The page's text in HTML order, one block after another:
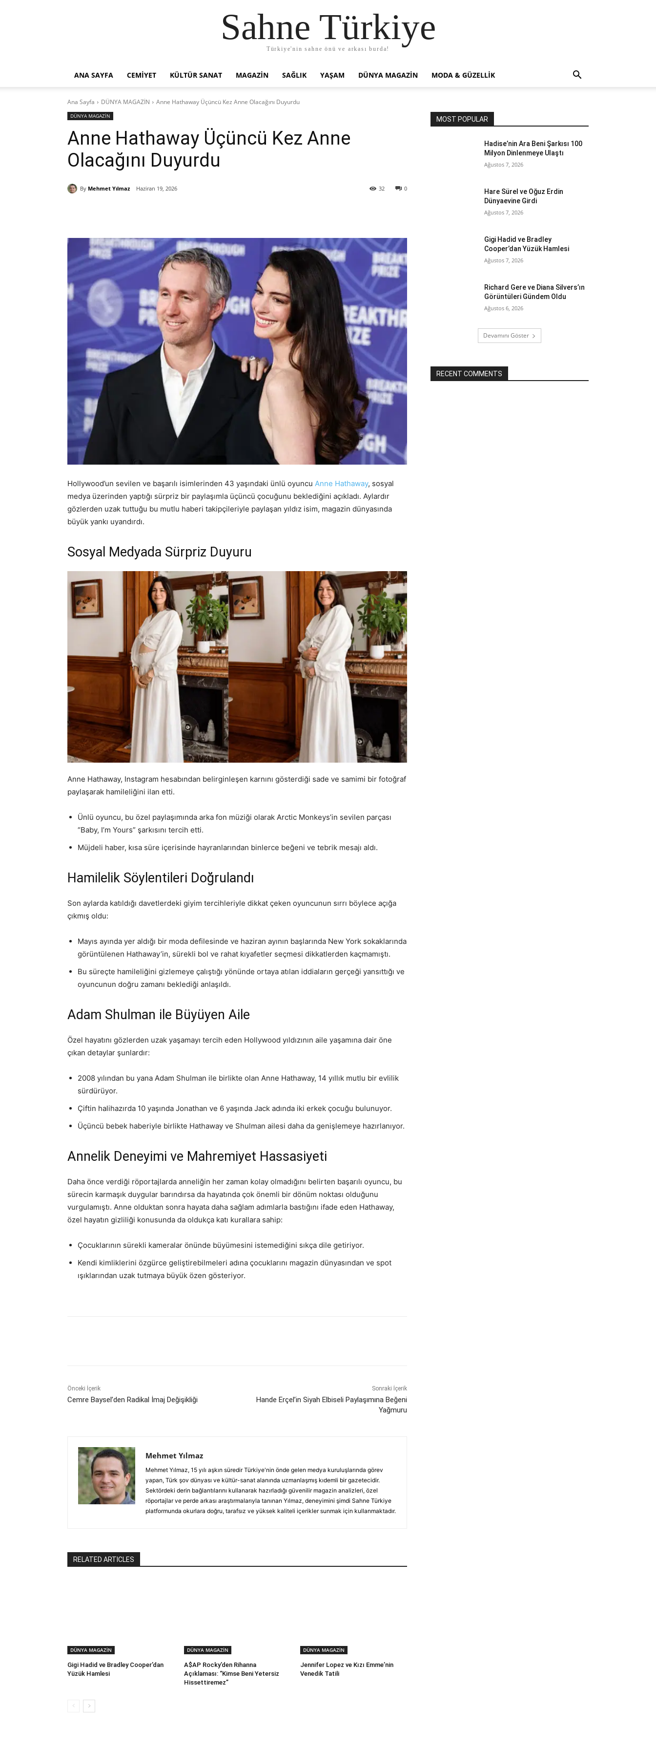
Sahne Türkiye
Türkiye'nin sahne önü ve arkası burda!
ANA SAYFA CEMİYET KÜLTÜR SANAT MAGAZIN SAĞLIK YAŞAM DÜNYA MAGAZİN MODA & GÜZELLİK
Ana Sayfa DÜNYA MAGAZİN Anne Hathaway Üçüncü Kez Anne Olacağını Duyurdu
DÜNYA MAGAZİN
Anne Hathaway Üçüncü Kez Anne
Olacağını Duyurdu
By Mehmet Yılmaz Haziran 19, 2026 0
32
Hollywood’un sevilen ve başarılı isimlerinden 43 yaşındaki ünlü oyuncu Anne Hathaway, sosyal
medya üzerinden yaptığı sürpriz bir paylaşımla üçüncü çocuğunu beklediğini açıkladı. Aylardır
gözlerden uzak tuttuğu bu mutlu haberi takipçileriyle paylaşan yıldız isim, magazin dünyasında
büyük yankı uyandırdı.
Sosyal Medyada Sürpriz Duyuru
Anne Hathaway, Instagram hesabından belirginleşen karnını gösterdiği sade ve samimi bir fotoğraf
paylaşarak hamileliğini ilan etti.
Ünlü oyuncu, bu özel paylaşımında arka fon müziği olarak Arctic Monkeys’in sevilen parçası
“Baby, I’m Yours” şarkısını tercih etti.
Müjdeli haber, kısa süre içerisinde hayranlarından binlerce beğeni ve tebrik mesajı aldı.
Hamilelik Söylentileri Doğrulandı
Son aylarda katıldığı davetlerdeki giyim tercihleriyle dikkat çeken oyuncunun sırrı böylece açığa
çıkmış oldu:
Mayıs ayında yer aldığı bir moda defilesinde ve haziran ayının başlarında New York sokaklarında
görüntülenen Hathaway’in, sürekli bol ve rahat kıyafetler seçmesi dikkatlerden kaçmamıştı.
Bu süreçte hamileliğini gizlemeye çalıştığı yönünde ortaya atılan iddiaların gerçeği yansıttığı ve
oyuncunun doğru zamanı beklediği anlaşıldı.
Adam Shulman ile Büyüyen Aile
Özel hayatını gözlerden uzak yaşamayı tercih eden Hollywood yıldızının aile yaşamına dair öne
çıkan detaylar şunlardır:
2008 yılından bu yana Adam Shulman ile birlikte olan Anne Hathaway, 14 yıllık mutlu bir evlilik
sürdürüyor.
Çiftin halihazırda 10 yaşında Jonathan ve 6 yaşında Jack adında iki erkek çocuğu bulunuyor.
Üçüncü bebek haberiyle birlikte Hathaway ve Shulman ailesi daha da genişlemeye hazırlanıyor.
Annelik Deneyimi ve Mahremiyet Hassasiyeti
Daha önce verdiği röportajlarda anneliğin her zaman kolay olmadığını belirten başarılı oyuncu, bu
sürecin karmaşık duygular barındırsa da hayatında çok önemli bir dönüm noktası olduğunu
vurgulamıştı. Anne olduktan sonra hayata daha sağlam adımlarla bastığını ifade eden Hathaway,
özel hayatın gizliliği konusunda da oldukça katı kurallara sahip:
Çocuklarının sürekli kameralar önünde büyümesini istemediğini sıkça dile getiriyor.
Kendi kimliklerini özgürce geliştirebilmeleri adına çocuklarını magazin dünyasından ve spot
ışıklarından uzak tutmaya büyük özen gösteriyor.
Önceki İçerik
Cemre Baysel’den Radikal İmaj Değişikliği
Sonraki İçerik
Hande Erçel’in Siyah Elbiseli Paylaşımına Beğeni
Yağmuru
Mehmet Yılmaz
Mehmet Yılmaz, 15 yılı aşkın süredir Türkiye'nin önde gelen medya kuruluşlarında görev
yapan, Türk şov dünyası ve kültür-sanat alanında uzmanlaşmış kıdemli bir gazetecidir.
Sektördeki derin bağlantılarını kullanarak hazırladığı güvenilir magazin analizleri, özel
röportajlar ve perde arkası araştırmalarıyla tanınan Yılmaz, deneyimini şimdi Sahne Türkiye
platformunda okurlara doğru, tarafsız ve yüksek kaliteli içerikler sunmak için kullanmaktadır.
RELATED ARTICLES
DÜNYA MAGAZİN
Gigi Hadid ve Bradley Cooper’dan
Yüzük Hamlesi
DÜNYA MAGAZİN
A$AP Rocky’den Rihanna
Açıklaması: “Kimse Beni Yetersiz
Hissettiremez”
DÜNYA MAGAZİN
Jennifer Lopez ve Kızı Emme’nin
Venedik Tatili
MOST POPULAR
Hadise’nin Ara Beni Şarkısı 100
Milyon Dinlenmeye Ulaştı
Ağustos 7, 2026
Hare Sürel ve Oğuz Erdin
Dünyaevine Girdi
Ağustos 7, 2026
Gigi Hadid ve Bradley
Cooper’dan Yüzük Hamlesi
Ağustos 7, 2026
Richard Gere ve Diana Silvers’ın
Görüntüleri Gündem Oldu
Ağustos 6, 2026
Devamını Göster
RECENT COMMENTS